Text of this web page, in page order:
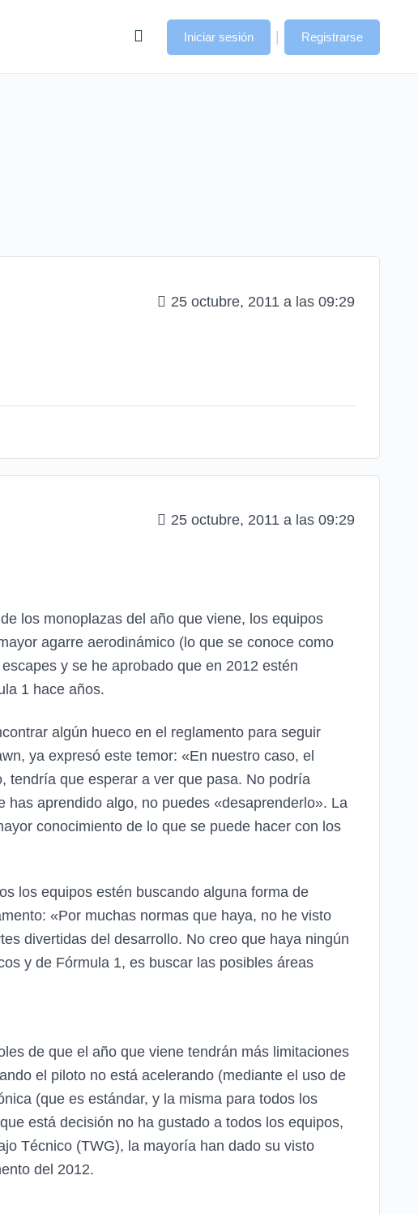
Iniciar sesión | Registrarse
25 octubre, 2011 a las 09:29
25 octubre, 2011 a las 09:29
los monoplazas del año que viene, los equipos
agarre aerodinámico (lo que se conoce como
y se he aprobado que en 2012 estén
1 hace años.
algún hueco en el reglamento para seguir
ya expresó este temor: «En nuestro caso, el
tendría que esperar a ver que pasa. No podría
aprendido algo, no puedes «desaprenderlo». La
conocimiento de lo que se puede hacer con los
los equipos estén buscando alguna forma de
«Por muchas normas que haya, no he visto
divertidas del desarrollo. No creo que haya ningún
y de Fórmula 1, es buscar las posibles áreas
de que el año que viene tendrán más limitaciones
el piloto no está acelerando (mediante el uso de
(que es estándar, y la misma para todos los
está decisión no ha gustado a todos los equipos,
Técnico (TWG), la mayoría han dado su visto
del 2012.